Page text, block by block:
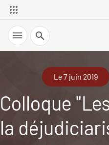
Recherche
Le 7 juin 2019
Colloque
la